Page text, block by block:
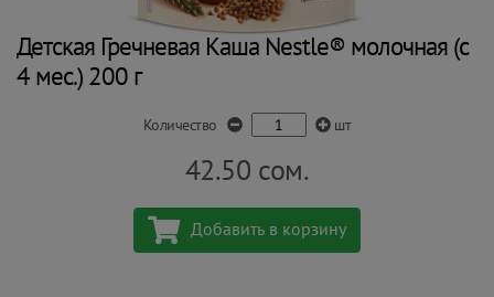
Детская Гречневая Каша Nestle® молочная (с
4 мес.) 200 г
Количество шт
42.50 сом.
Добавить в корзину